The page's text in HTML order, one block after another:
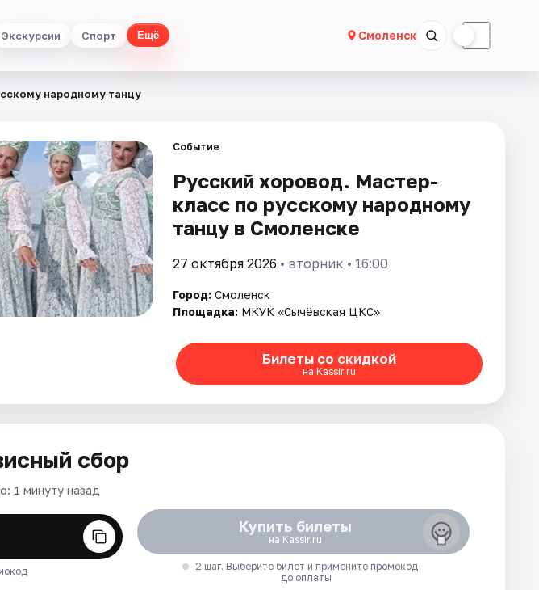
Экскурсии Спорт Ещё Смоленск ☾
народному танцу
Событие
Русский хоровод. Мастер-
класс по русскому народному
танцу в Смоленске
27 октября 2026 • вторник • 16:00
Город: Смоленск
Площадка: МКУК «Сычёвская ЦКС»
Билеты со скидкой
на Kassir.ru
сбор
1 минуту назад
Купить билеты
на Kassir.ru
2 шаг. Выберите билет и примените промокод
до оплаты